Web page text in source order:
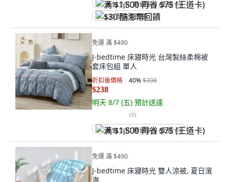
满 $1,500 再省 $75 (王道卡)
$30 酷澎幣回饋
免運 滿 $490
J-bedtime 床寢時光 台灣製絲柔棉被
套床包組 單人
折扣後價格 40%$398
$238
明天 8/7 (五) 預計送達
(9)
满 $1,500 再省 $75 (王道卡)
免運 滿 $490
J-bedtime 床寢時光 雙人涼被, 夏日濱
海